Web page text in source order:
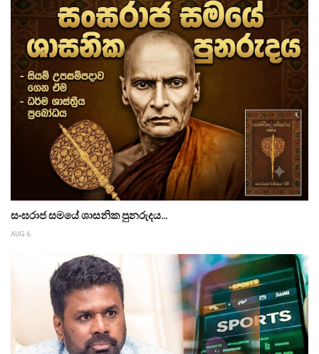
සංඝරාජ සමයේ ශාසනික පුනරුදය...
AUG 6